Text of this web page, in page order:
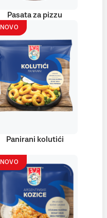
Pasata za pizzu
NOVO
Panirani kolutići
NOVO